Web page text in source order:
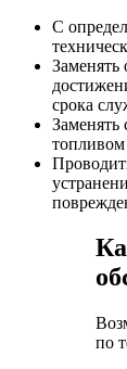
С
Заменять
срока
Заменять
по